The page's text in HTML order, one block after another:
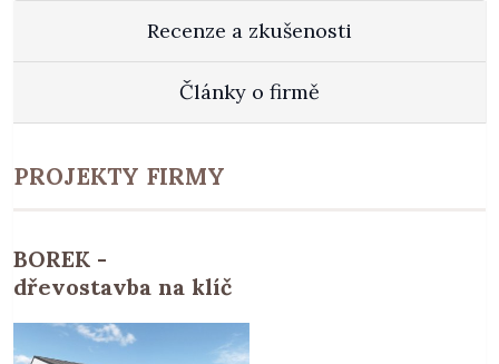
Recenze a zkušenosti
Články o firmě
PROJEKTY FIRMY
BOREK -
dřevostavba na klíč